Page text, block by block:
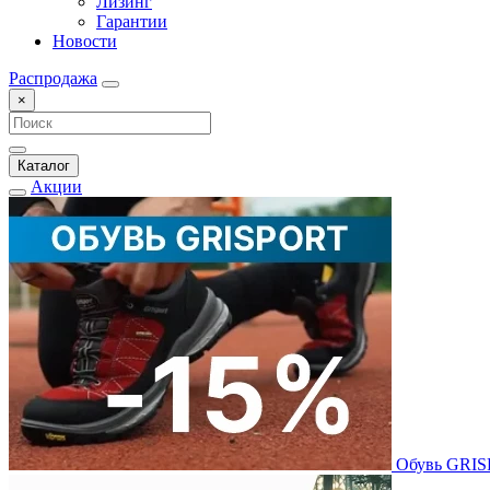
Гарантии
Новости
Распродажа
×
Каталог
Акции
Обувь